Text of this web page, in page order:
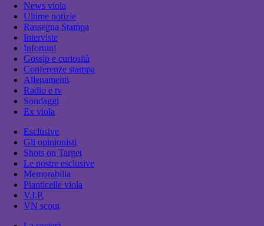
News viola
Ultime notizie
Rassegna Stampa
Interviste
Infortuni
Gossip e curiosità
Conferenze stampa
Allenamenti
Radio e tv
Sondaggi
Ex viola
Esclusive
Gli opinionisti
Shots on Target
Le nostre esclusive
Memorabilia
Pianticelle viola
V.I.P.
VN scout